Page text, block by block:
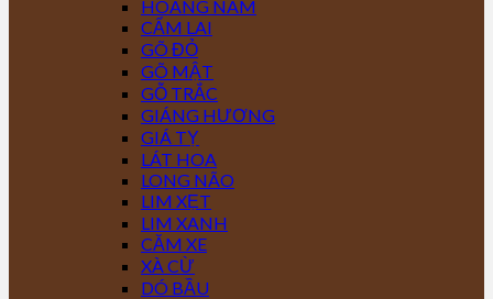
HOÀNG NAM
CẨM LAI
GÕ ĐỎ
GÕ MẬT
GỖ TRẮC
GIÁNG HƯƠNG
GIÁ TỴ
LÁT HOA
LONG NÃO
LIM XẸT
LIM XANH
CĂM XE
XÀ CỪ
DÓ BẦU